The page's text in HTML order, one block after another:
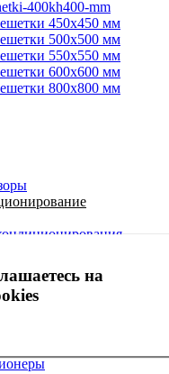
на
400kh400-mm
450х450 мм
500х500 мм
550х550 мм
600х600 мм
800х800 мм